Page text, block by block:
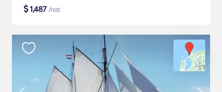
$1,487 /nat